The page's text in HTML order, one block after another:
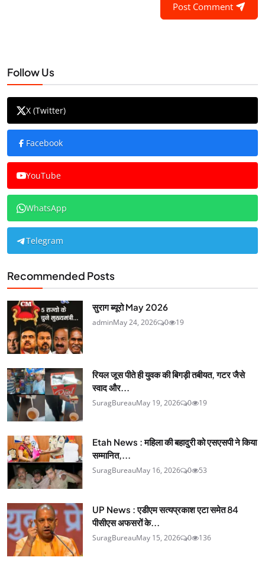
Post Comment
Follow Us
X (Twitter)
Facebook
YouTube
WhatsApp
Telegram
Recommended Posts
सुराग ब्यूरो May 2026
adminMay 24, 2026 0 19
रियल जूस पीते ही युवक की बिगड़ी तबीयत, गटर जैसे
स्वाद और...
SuragBureauMay 19, 2026 0 19
Etah News : महिला की बहादुरी को एसएसपी ने किया
सम्मानित,...
SuragBureauMay 16, 2026 0 53
UP News : एडीएम सत्यप्रकाश एटा समेत 84
पीसीएस अफसरों के...
SuragBureauMay 15, 2026 0 136